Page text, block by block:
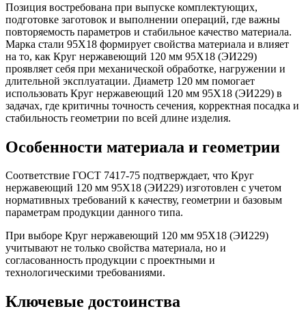
Позиция востребована при выпуске комплектующих,
подготовке заготовок и выполнении операций, где важны
повторяемость параметров и стабильное качество материала.
Марка стали 95Х18 формирует свойства материала и влияет
на то, как Круг нержавеющий 120 мм 95Х18 (ЭИ229)
проявляет себя при механической обработке, нагружении и
длительной эксплуатации. Диаметр 120 мм помогает
использовать Круг нержавеющий 120 мм 95Х18 (ЭИ229) в
задачах, где критичны точность сечения, корректная посадка и
стабильность геометрии по всей длине изделия.
Особенности материала и геометрии
Соответствие ГОСТ 7417-75 подтверждает, что Круг
нержавеющий 120 мм 95Х18 (ЭИ229) изготовлен с учетом
нормативных требований к качеству, геометрии и базовым
параметрам продукции данного типа.
При выборе Круг нержавеющий 120 мм 95Х18 (ЭИ229)
учитывают не только свойства материала, но и
согласованность продукции с проектными и
технологическими требованиями.
Ключевые достоинства